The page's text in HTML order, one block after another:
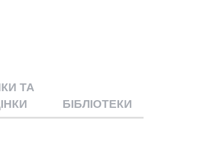
ТА
БІБЛІОТЕКИ